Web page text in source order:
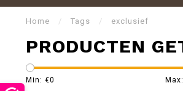
Home / Tags / exclusief
PRODUCTEN
Min: €0